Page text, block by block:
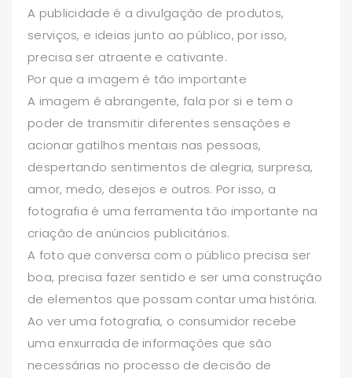
A publicidade é a divulgação de produtos,
serviços, e ideias junto ao público, por isso,
precisa ser atraente e cativante.
Por que a imagem é tão importante
A imagem é abrangente, fala por si e tem o
poder de transmitir diferentes sensações e
acionar gatilhos mentais nas pessoas,
despertando sentimentos de alegria, surpresa,
amor, medo, desejos e outros. Por isso, a
fotografia é uma ferramenta tão importante na
criação de anúncios publicitários.
A foto que conversa com o público precisa ser
boa, precisa fazer sentido e ser uma construção
de elementos que possam contar uma história.
Ao ver uma fotografia, o consumidor recebe
uma enxurrada de informações que são
necessárias no processo de decisão de